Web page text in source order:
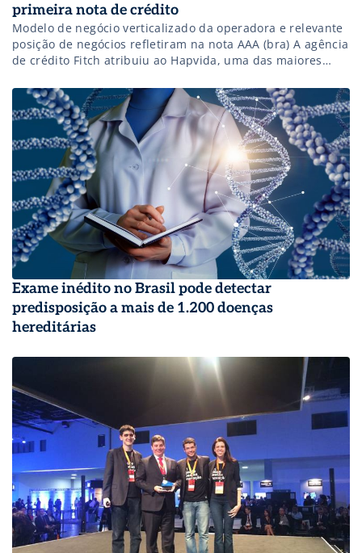
primeira nota de crédito
Modelo de negócio verticalizado da operadora e relevante
posição de negócios refletiram na nota AAA (bra) A agência
de crédito Fitch atribuiu ao Hapvida, uma das maiores
de longo prazo “AAA (bra)” – nota máxima conferida pela
agência, com perspectiva estável. A pontuação também
incluiu […]
Exame inédito no Brasil pode detectar
predisposição a mais de 1.200 doenças
hereditárias